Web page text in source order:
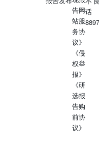
告网
站服
务协
议》
《侵
权举
报》
《研
选报
告购
前协
议》